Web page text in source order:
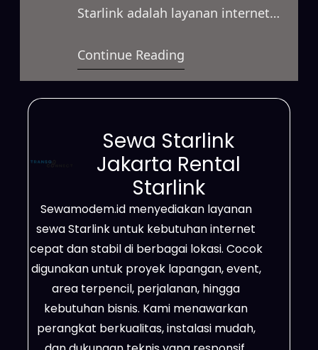
Starlink adalah layanan internet
untuk memberikan akses internet
cepat dan stabil di berbagai
kondisi. Layanan ini dapat
bisnis, proyek lapangan, event,
maupun penggunaan pribadi
dengan sistem sewa yang
fleksibel. Jangkauannya luas,
mencakup wilayah terpencil, area
dengan sinyal terbatas, hingga
lokasi…
Continue Reading
Sewa Starlink
Jakarta Rental
Starlink
Sewamodem.id menyediakan layanan
sewa Starlink untuk kebutuhan internet
cepat dan stabil di berbagai lokasi. Cocok
digunakan untuk proyek lapangan, event,
area terpencil, perjalanan, hingga
kebutuhan bisnis. Kami menawarkan
perangkat berkualitas, instalasi mudah,